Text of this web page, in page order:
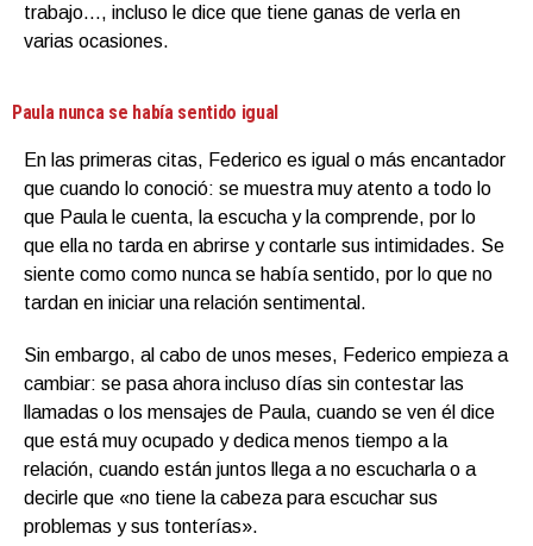
trabajo…, incluso le dice que tiene ganas de verla en
varias ocasiones.
Paula nunca se había sentido igual
En las primeras citas, Federico es igual o más encantador
que cuando lo conoció: se muestra muy atento a todo lo
que Paula le cuenta, la escucha y la comprende, por lo
que ella no tarda en abrirse y contarle sus intimidades. Se
siente como como nunca se había sentido, por lo que no
tardan en iniciar una relación sentimental.
Sin embargo, al cabo de unos meses, Federico empieza a
cambiar: se pasa ahora incluso días sin contestar las
llamadas o los mensajes de Paula, cuando se ven él dice
que está muy ocupado y dedica menos tiempo a la
relación, cuando están juntos llega a no escucharla o a
decirle que «no tiene la cabeza para escuchar sus
problemas y sus tonterías».